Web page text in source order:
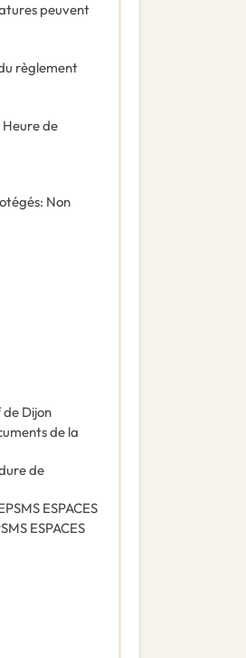
peuvent
règlement
de
: Non
Dijon
de la
de
ESPACES
ESPACES